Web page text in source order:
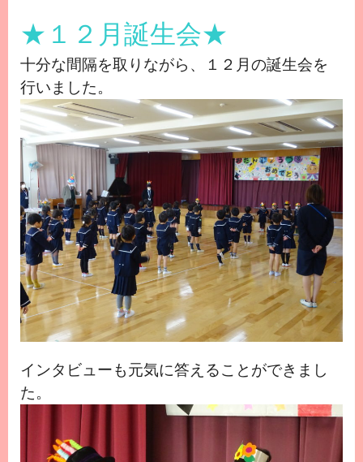
★１２月誕生会★
十分な間隔を取りながら、１２月の誕生会を
行いました。
インタビューも元気に答えることができまし
た。